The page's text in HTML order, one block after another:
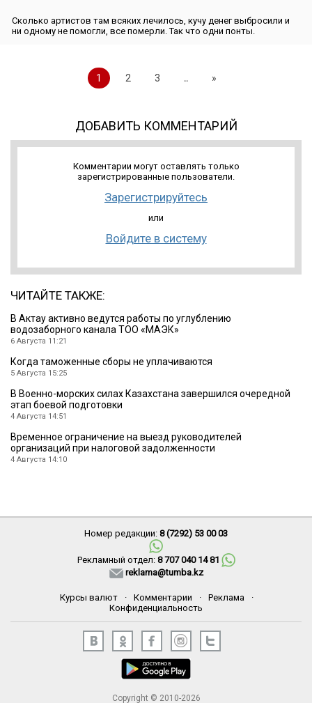
Сколько артистов там всяких лечилось, кучу денег выбросили и
ни одному не помогли, все померли. Так что одни понты.
1 2 3 .. »
ДОБАВИТЬ КОММЕНТАРИЙ
Комментарии могут оставлять только
зарегистрированные пользователи.
Зарегистрируйтесь
или
Войдите в систему
ЧИТАЙТЕ ТАКЖЕ:
В Актау активно ведутся работы по углублению
водозаборного канала ТОО «МАЭК»
6 Августа 11:21
Когда таможенные сборы не уплачиваются
5 Августа 15:25
В Военно-морских силах Казахстана завершился очередной
этап боевой подготовки
4 Августа 14:51
Временное ограничение на выезд руководителей
организаций при налоговой задолженности
4 Августа 14:10
Номер редакции: 8 (7292) 53 00 03
Рекламный отдел: 8 707 040 14 81
reklama@tumba.kz
Курсы валют · Комментарии · Реклама
·
Конфиденциальность
Copyright © 2010-2026